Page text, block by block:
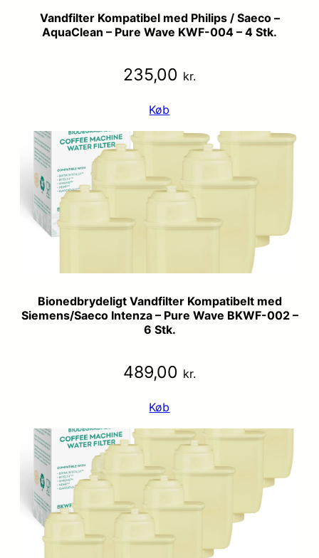
Vandfilter Kompatibel med Philips / Saeco –
AquaClean – Pure Wave KWF-004 – 4 Stk.
235,00 kr.
Køb
Bionedbrydeligt Vandfilter Kompatibelt med
Siemens/Saeco Intenza – Pure Wave BKWF-002 –
6 Stk.
489,00 kr.
Køb